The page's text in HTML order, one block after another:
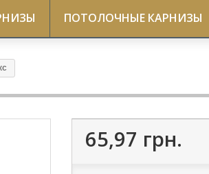
ПОТОЛОЧНЫЕ КАРНИЗЫ
65,97 грн.